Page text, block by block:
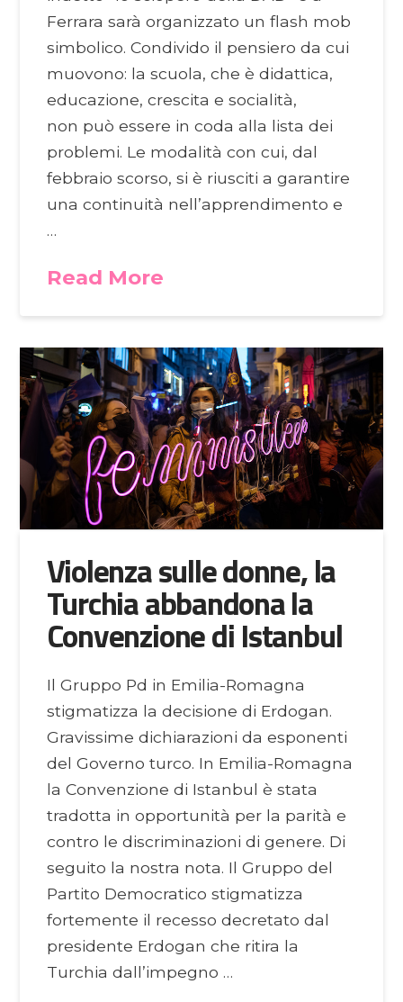
Ferrara sarà organizzato un flash mob
simbolico. Condivido il pensiero da cui
muovono: la scuola, che è didattica,
educazione, crescita e socialità,
non può essere in coda alla lista dei
problemi. Le modalità con cui, dal
febbraio scorso, si è riusciti a garantire
una continuità nell’apprendimento e
…
Read More
Violenza sulle donne, la
Turchia abbandona la
Convenzione di Istanbul
Il Gruppo Pd in Emilia-Romagna
stigmatizza la decisione di Erdogan.
Gravissime dichiarazioni da esponenti
del Governo turco. In Emilia-Romagna
la Convenzione di Istanbul è stata
tradotta in opportunità per la parità e
contro le discriminazioni di genere. Di
seguito la nostra nota. Il Gruppo del
Partito Democratico stigmatizza
fortemente il recesso decretato dal
presidente Erdogan che ritira la
Turchia dall’impegno …